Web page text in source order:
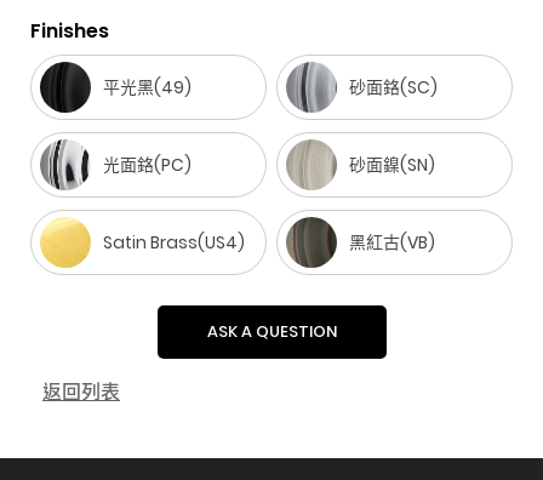
F
a
c
e
b
o
o
k
i
n
s
t
a
g
r
a
w
t
t
e
r
i
t
e
r
e
s
t
z
o
u
e
Finishes
平光黑(49) 砂面鉻(SC)
光面鉻(PC) 砂面鎳(SN)
Satin Brass(US4) 黑紅古(VB)
ASK A QUESTION
返回列表